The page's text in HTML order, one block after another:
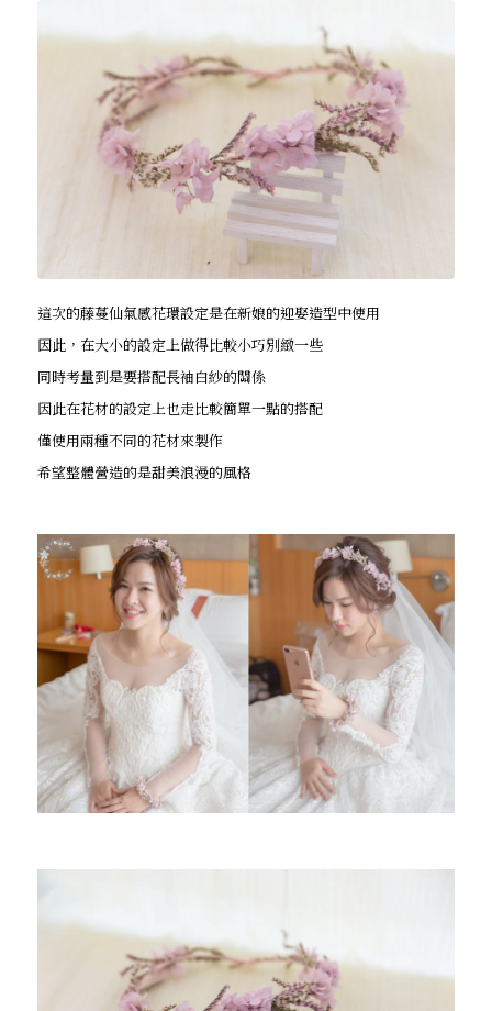
這次的藤蔓仙氣感花環設定是在新娘的迎娶造型中使用
因此，在大小的設定上做得比較小巧別緻一些
同時考量到是要搭配長袖白紗的關係
因此在花材的設定上也走比較簡單一點的搭配
僅使用兩種不同的花材來製作
希望整體營造的是甜美浪漫的風格